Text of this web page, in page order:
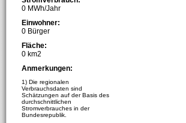
0 MWh/Jahr
Einwohner:
0 Bürger
Fläche:
0 km2
Anmerkungen:
1) Die regionalen
Verbrauchsdaten sind
Schätzungen auf der Basis des
durchschnittlichen
Stromverbrauches in der
Bundesrepublik.